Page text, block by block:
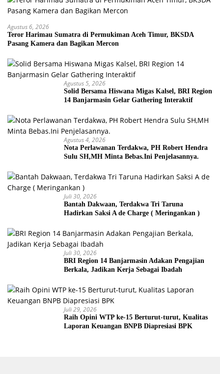
Agustus 6, 2026
Teror Harimau Sumatra di Permukiman Aceh Timur, BKSDA
Pasang Kamera dan Bagikan Mercon
Agustus 5, 2026
Solid Bersama Hiswana Migas Kalsel, BRI Region
14 Banjarmasin Gelar Gathering Interaktif
Agustus 4, 2026
Nota Perlawanan Terdakwa, PH Robert Hendra
Sulu SH,MH Minta Bebas.Ini Penjelasannya.
Juli 30, 2026
Bantah Dakwaan, Terdakwa Tri Taruna
Hadirkan Saksi A de Charge ( Meringankan )
Juli 30, 2026
BRI Region 14 Banjarmasin Adakan Pengajian
Berkala, Jadikan Kerja Sebagai Ibadah
Juli 29, 2026
Raih Opini WTP ke-15 Berturut-turut, Kualitas
Laporan Keuangan BNPB Diapresiasi BPK